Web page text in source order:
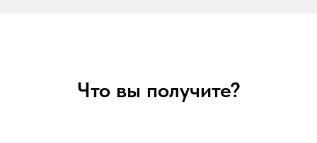
Что вы получите?